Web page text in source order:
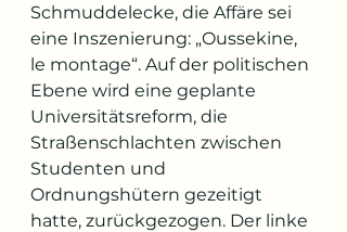
Schmuddelecke, die Affäre sei
eine Inszenierung: „Oussekine,
le montage“. Auf der politischen
Ebene wird eine geplante
Universitätsreform, die
Straßenschlachten zwischen
Studenten und
Ordnungshütern gezeitigt
hatte, zurückgezogen. Der linke